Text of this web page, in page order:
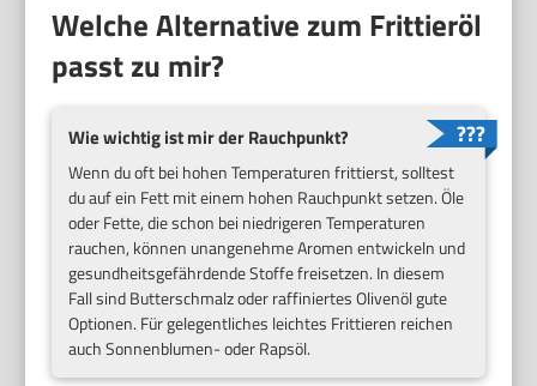
Welche Alternative zum Frittieröl
passt zu mir?
Wie wichtig ist mir der Rauchpunkt?
Wenn du oft bei hohen Temperaturen frittierst, solltest
du auf ein Fett mit einem hohen Rauchpunkt setzen. Öle
oder Fette, die schon bei niedrigeren Temperaturen
rauchen, können unangenehme Aromen entwickeln und
gesundheitsgefährdende Stoffe freisetzen. In diesem
Fall sind Butterschmalz oder raffiniertes Olivenöl gute
Optionen. Für gelegentliches leichtes Frittieren reichen
auch Sonnenblumen- oder Rapsöl.